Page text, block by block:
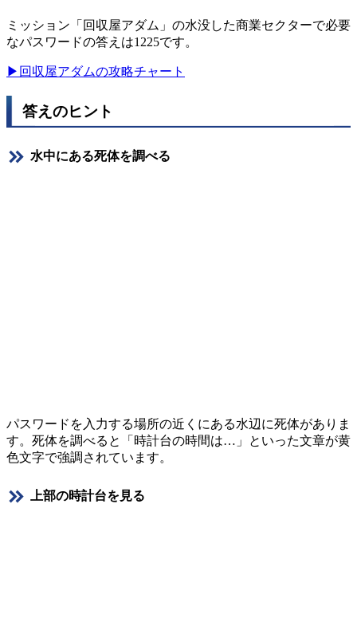
ミッション「回収屋アダム」の水没した商業セクターで必要
なパスワードの答えは1225です。
▶回収屋アダムの攻略チャート
答えのヒント
水中にある死体を調べる
パスワードを入力する場所の近くにある水辺に死体がありま
す。死体を調べると「時計台の時間は…」といった文章が黄
色文字で強調されています。
上部の時計台を見る